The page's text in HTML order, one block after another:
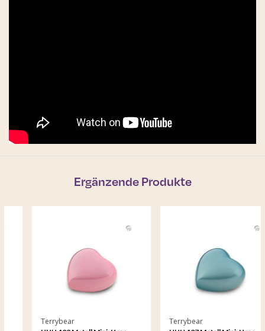
Ergänzende Produkte
Terrybear Terrybear